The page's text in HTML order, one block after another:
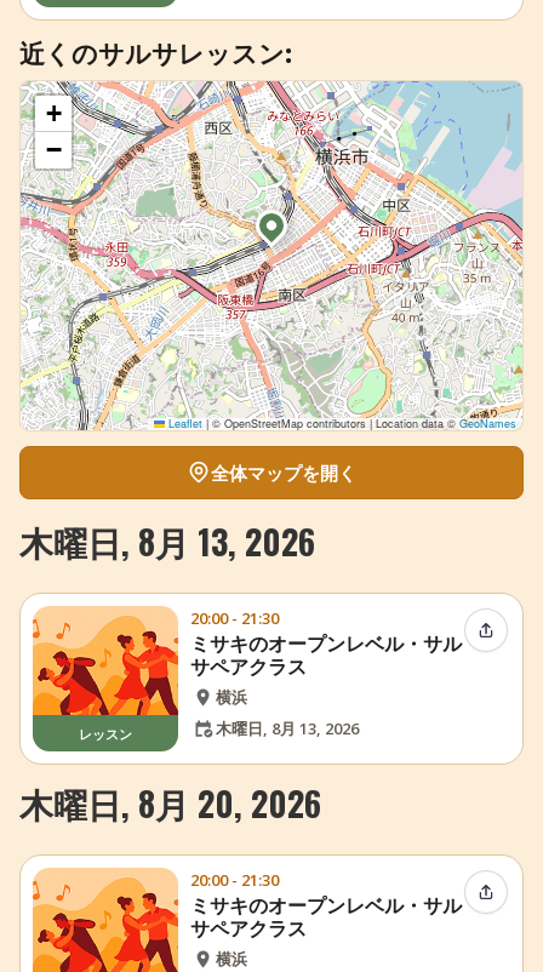
近くのサルサレッスン:
+
−
Leaflet |© OpenStreetMap contributors | Location data ©GeoNames
全体マップを開く
木曜日, 8月 13, 2026
レッスン
20:00 - 21:30
ミサキのオープンレベル・サル
サペアクラス
横浜
木曜日, 8月 13, 2026
イベン
木曜日, 8月 20, 2026
20:00 - 21:30
ミサキのオープンレベル・サル
サペアクラス
横浜
イベン